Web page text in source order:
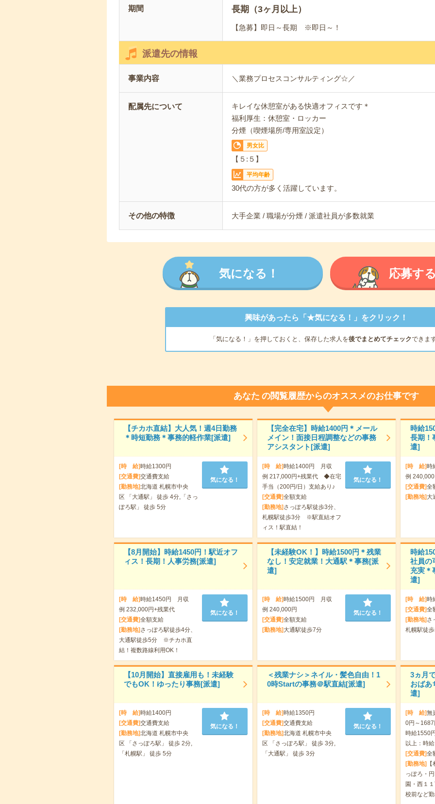
期間 長期（3ヶ月以上）
【急募】即日～長期 ※即日～！
派遣先の情報
事業内容 ＼業務プロセスコンサルティング☆／
配属先について
キレイな休憩室がある快適オフィスです＊
福利厚生：休憩室・ロッカー
分煙（喫煙場所/専用室設定）
男女比
【５:５】
平均年齢
30代の方が多く活躍しています。
その他の特徴 大手企業 / 職場が分煙 / 派遣社員が多数就業
気になる！ 応募す
興味があったら「★気になる！」をクリック！
「気になる！」を押しておくと、保存した求人を後でまとめてチェックできま
あなた の閲覧履歴からのオススメのお仕事です
【チカホ直結】大人気！週4日勤務
＊時短勤務＊事務的軽作業[派遣]
[時 給]時給1300円
[交通費]交通費支給
[勤務地]北海道 札幌市中央
区 「大通駅」 徒歩 4分,「さっ
ぽろ駅」 徒歩 5分
気になる！
【完全在宅】時給1400円＊メール
メイン！面接日程調整などの事務
アシスタント[派遣]
[時 給]時給1400円 月収
例 217,000円+残業代 ◆在宅
手当（200円/日）支給あり♪
[交通費]全額支給
[勤務地] さっぽろ駅徒歩3分、
札幌駅徒歩3分 ※駅直結オフ
ィス！駅直結！
気になる！
時給
長期！
遣]
[時 給]時
例
[交通費]全
[勤務地] 大
【8月開始】時給1450円！駅近オフ
ィス！長期！人事労務[派遣]
[時 給]時給1450円 月収
例 232,000円+残業代
[交通費]全額支給
[勤務地] さっぽろ駅徒歩4分、
大通駅徒歩5分 ※チカホ直
結！複数路線利用OK！
気になる！
【未経験OK！】時給1500円＊残業
なし！安定就業！大通駅＊事務[派
遣]
[時 給]時給1500円 月収
例 240,000円
[交通費]全額支給
[勤務地] 大通駅徒歩7分
気になる！
時給
社員の
充実＊
遣]
[時 給]時
[交通費]全
[勤務地] さ
札幌駅徒
【10月開始】直接雇用も！未経験
でもOK！ゆったり事務[派遣]
[時 給]時給1400円
[交通費]交通費支給
[勤務地]北海道 札幌市中央
区 「さっぽろ駅」 徒歩 2分,
「札幌駅」 徒歩 5分
気になる！
＜残業ナシ＞ネイル・髪色自由！1
0時Startの事務＠駅直結[派遣]
[時 給]時給1350円
[交通費]交通費支給
[勤務地]北海道 札幌市中央
区 「さっぽろ駅」 徒歩 3分,
「大通駅」 徒歩 3分
気になる！
3ヵ月
おばあ
遣]
[時 給]無
0円～1687
時給1550
以上：時
[交通費]全
[勤務地]
っぽろ・
園・西１
校前など